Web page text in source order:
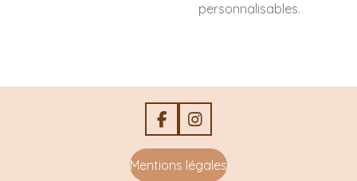
personnalisables.
F
a
e
I
n
t
Mentions légales